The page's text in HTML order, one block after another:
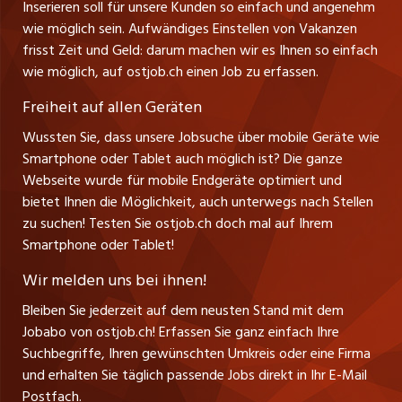
Führungspositionen
Management / Kader-Jobs
Berufsgruppen
Top-Regionen
Jobline
Schnittstelle
Impressum
jobbasel.ch
jobbern.ch
jobmittelland.ch
jobzüri.ch
schaffu.ch (VS)
ajourjob.ch
CH Media
info@ostjob.ch/inserate@ostjob.ch
Henrik Jasek
Leiter ostjob.ch
Fredy Pillinger
Verkauf und Beratung
Christoph Walzl
Verkauf und Beratung
Inserieren soll für unsere Kunden so einfach und angenehm
wie möglich sein. Aufwändiges Einstellen von Vakanzen
frisst Zeit und Geld: darum machen wir es Ihnen so einfach
wie möglich, auf ostjob.ch einen Job zu erfassen.
Freiheit auf allen Geräten
Wussten Sie, dass unsere Jobsuche über mobile Geräte wie
Smartphone oder Tablet auch möglich ist? Die ganze
Webseite wurde für mobile Endgeräte optimiert und
bietet Ihnen die Möglichkeit, auch unterwegs nach Stellen
zu suchen! Testen Sie ostjob.ch doch mal auf Ihrem
Smartphone oder Tablet!
Wir melden uns bei ihnen!
Bleiben Sie jederzeit auf dem neusten Stand mit dem
Jobabo von ostjob.ch! Erfassen Sie ganz einfach Ihre
Suchbegriffe, Ihren gewünschten Umkreis oder eine Firma
und erhalten Sie täglich passende Jobs direkt in Ihr E-Mail
Postfach.